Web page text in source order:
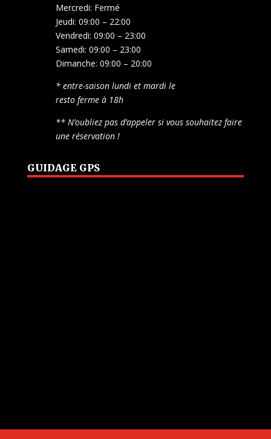
Mercredi: Fermé
Jeudi: 09:00 – 22:00
Vendredi: 09:00 – 23:00
Samedi: 09:00 – 23:00
Dimanche: 09:00 – 20:00
* entre-saison lundi et mardi le
resto ferme à 18h
** N’oubliez pas d’appeler si vous souhaitez faire
une réservation !
GUIDAGE GPS